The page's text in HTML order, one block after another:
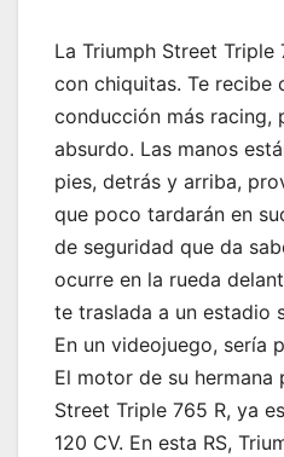
La Triumph Street Triple
con chiquitas. Te recibe
conducción más racing,
absurdo. Las manos
pies, detrás y arriba,
que poco tardarán en
de seguridad que da
ocurre en la rueda
te traslada a un estadio
En un videojuego, sería
El motor de su hermana
Street Triple 765 R, ya
120 CV. En esta RS,